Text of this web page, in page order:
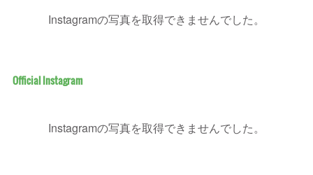
Instagramの写真を取得できませんでした。
Official Instagram
Instagramの写真を取得できませんでした。